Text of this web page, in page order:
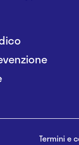
Termini e